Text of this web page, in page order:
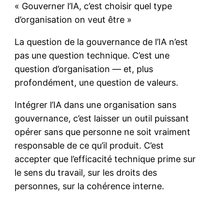
« Gouverner l’IA, c’est choisir quel type
d’organisation on veut être »
La question de la gouvernance de l’IA n’est
pas une question technique. C’est une
question d’organisation — et, plus
profondément, une question de valeurs.
Intégrer l’IA dans une organisation sans
gouvernance, c’est laisser un outil puissant
opérer sans que personne ne soit vraiment
responsable de ce qu’il produit. C’est
accepter que l’efficacité technique prime sur
le sens du travail, sur les droits des
personnes, sur la cohérence interne.